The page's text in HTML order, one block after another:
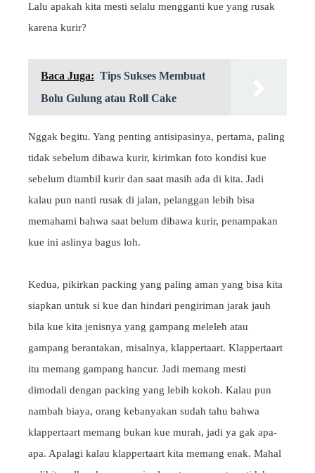
Lalu apakah kita mesti selalu mengganti kue yang rusak
karena kurir?
Baca Juga: Tips Sukses Membuat
Bolu Gulung atau Roll Cake
Nggak begitu. Yang penting antisipasinya, pertama, paling
tidak sebelum dibawa kurir, kirimkan foto kondisi kue
sebelum diambil kurir dan saat masih ada di kita. Jadi
kalau pun nanti rusak di jalan, pelanggan lebih bisa
memahami bahwa saat belum dibawa kurir, penampakan
kue ini aslinya bagus loh.
Kedua, pikirkan packing yang paling aman yang bisa kita
siapkan untuk si kue dan hindari pengiriman jarak jauh
bila kue kita jenisnya yang gampang meleleh atau
gampang berantakan, misalnya, klappertaart. Klappertaart
itu memang gampang hancur. Jadi memang mesti
dimodali dengan packing yang lebih kokoh. Kalau pun
nambah biaya, orang kebanyakan sudah tahu bahwa
klappertaart memang bukan kue murah, jadi ya gak apa-
apa. Apalagi kalau klappertaart kita memang enak. Mahal